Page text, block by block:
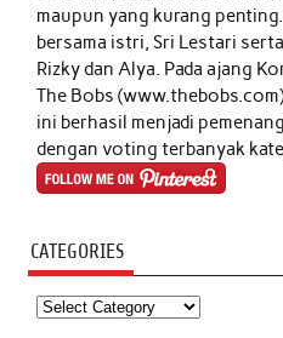
maupun yang kurang
bersama istri, Sri Lestari
Rizky dan Alya. Pada ajang
The Bobs
ini berhasil menjadi
dengan voting terbanyak
CATEGORIES
Categories